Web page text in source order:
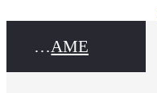
DEALER NAME